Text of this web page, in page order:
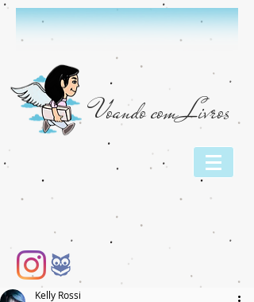
Voando com Livros
Kelly Rossi